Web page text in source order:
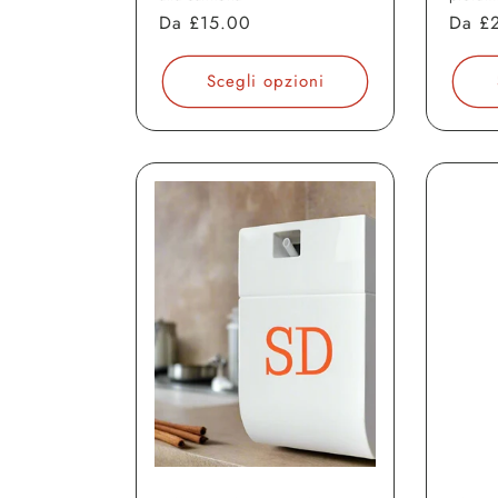
Prezzo
listino
Da £15.00
Scegli opzioni
Da